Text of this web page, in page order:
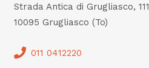
Strada Antica di Grugliasco, 111
10095 Grugliasco (To)
011 0412220